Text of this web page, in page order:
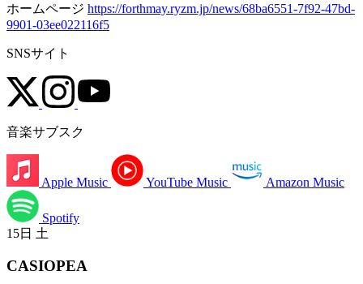
ホームページ https://forthmay.ryzm.jp/news/68ba6551-7f92-47bd-
9901-03ee022116f5
SNSサイト
音楽サブスク
Apple Music YouTube Music Amazon Music
Spotify
15日 土
CASIOPEA